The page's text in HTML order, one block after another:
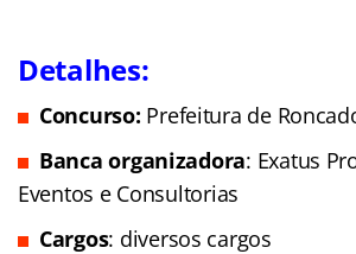
Detalhes:
Concurso: Prefeitura de
Banca organizadora: Exatus
Eventos e Consultorias
Cargos: diversos cargos